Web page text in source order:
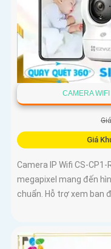
CAMERA
Giá
Camera IP Wifi CS-
megapixel mang đến
chuẩn. Hỗ trợ xem ban